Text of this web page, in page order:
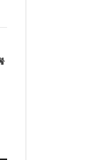
Website